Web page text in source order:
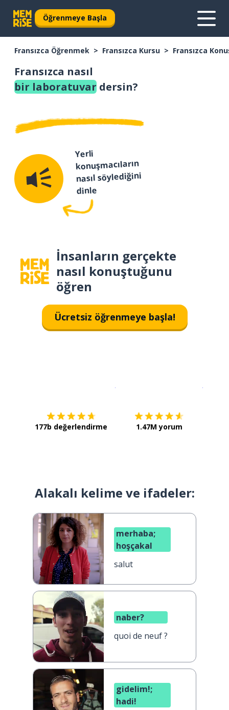
Öğrenmeye Başla
Fransızca Öğrenmek Fransızca Kursu Fransızca
Fransızca nasıl
bir laboratuvar dersin?
Yerli
konuşmacıların
nasıl söylediğini
dinle
İnsanların gerçekte
nasıl konuştuğunu
öğren
Ücretsiz öğrenmeye başla!
177b değerlendirme 1.47M yorum
Alakalı kelime ve ifadeler:
merhaba;
hoşçakal
salut
naber?
quoi de neuf ?
gidelim!;
hadi!